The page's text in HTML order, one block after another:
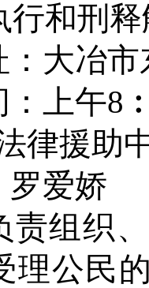
行和刑
：大冶
上午
律援助
罗爱娇
责组织
理公民